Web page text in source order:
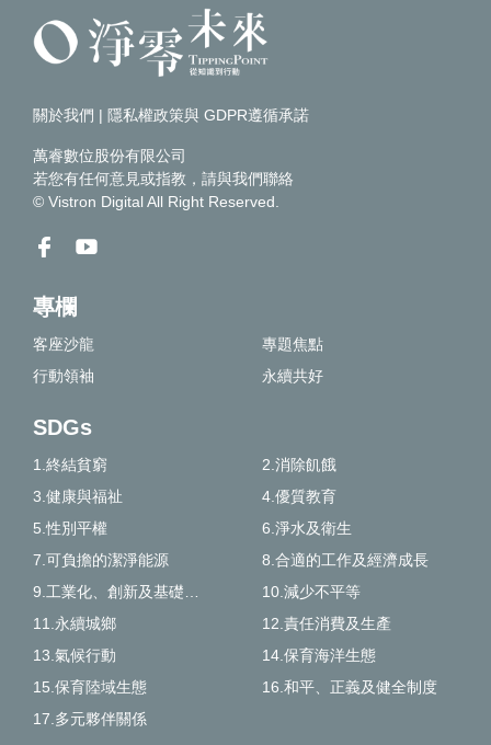
關於我們 | 隱私權政策與 GDPR遵循承諾
萬睿數位股份有限公司
若您有任何意見或指教，請與我們聯絡
© Vistron Digital All Right Reserved.
專欄
客座沙龍
專題焦點
行動領袖
永續共好
SDGs
1.終結貧窮
2.消除飢餓
3.健康與福祉
4.優質教育
5.性別平權
6.淨水及衛生
7.可負擔的潔淨能源
8.合適的工作及經濟成長
10.減少不平等
11.永續城鄉
12.責任消費及生產
13.氣候行動
14.保育海洋生態
15.保育陸域生態
16.和平、正義及健全制度
17.多元夥伴關係